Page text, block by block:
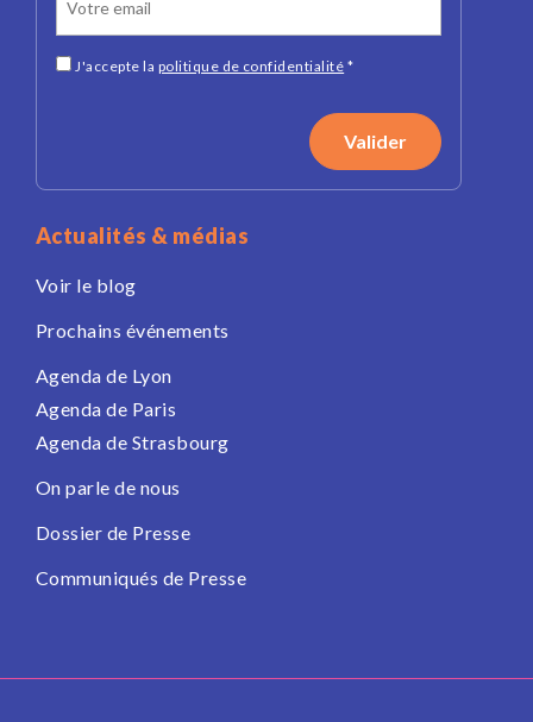
J'accepte la politique de confidentialité *
Actualités & médias
Voir le blog
Prochains événements
Agenda de Lyon
Agenda de Paris
Agenda de Strasbourg
On parle de nous
Dossier de Presse
Communiqués de Presse